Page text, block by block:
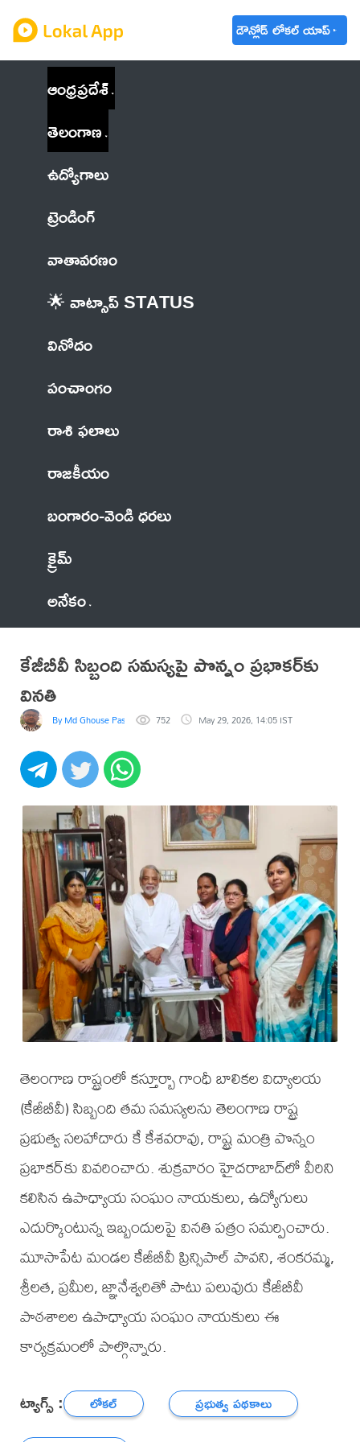
డౌన్లోడ్ లోకల్ యాప్
ఆంధ్రప్రదేశ్
తెలంగాణ
ఉద్యోగాలు
ట్రెండింగ్
వాతావరణం
🌟 వాట్సాప్ STATUS
వినోదం
పంచాంగం
రాశి ఫలాలు
రాజకీయం
బంగారం-వెండి ధరలు
క్రైమ్
అనేకం
కేజీబీవీ సిబ్బంది సమస్యపై పొన్నం ప్రభాకర్‌కు
వినతి
By Md Ghouse Pasha 752 May 29, 2026, 14:05 IST
తెలంగాణ రాష్ట్రంలో కస్తూర్బా గాంధీ బాలికల విద్యాలయ
(కేజీబీవీ) సిబ్బంది తమ సమస్యలను తెలంగాణ రాష్ట్ర
ప్రభుత్వ సలహాదారు కే కేశవరావు, రాష్ట్ర మంత్రి పొన్నం
ప్రభాకర్‌కు వివరించారు. శుక్రవారం హైదరాబాద్‌లో వీరిని
కలిసిన ఉపాధ్యాయ సంఘం నాయకులు, ఉద్యోగులు
ఎదుర్కొంటున్న ఇబ్బందులపై వినతి పత్రం సమర్పించారు.
మూసాపేట మండల కేజీబీవీ ప్రిన్సిపాల్ పావని, శంకరమ్మ,
శ్రీలత, ప్రమీల, జ్ఞానేశ్వరితో పాటు పలువురు కేజీబీవీ
పాఠశాలల ఉపాధ్యాయ సంఘం నాయకులు ఈ
కార్యక్రమంలో పాల్గొన్నారు.
ట్యాగ్స్ : లోకల్
ప్రభుత్వ పథకాలు